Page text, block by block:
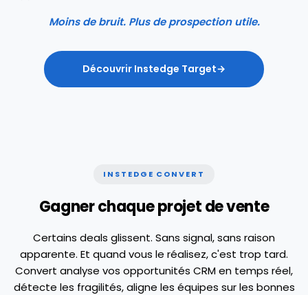
Moins de bruit. Plus de prospection utile.
Découvrir Instedge Target
Décideur Éco
INSTEDGE CONVERT
Gagner chaque projet de vente
Certains deals glissent. Sans signal, sans raison
apparente. Et quand vous le réalisez, c'est trop tard.
Convert analyse vos opportunités CRM en temps réel,
détecte les fragilités, aligne les équipes sur les bonnes